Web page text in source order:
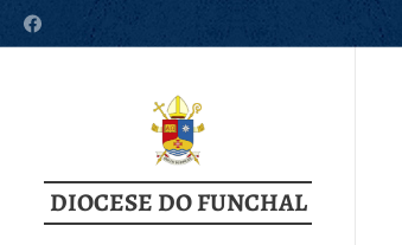
DIOCESE DO FUNCHAL